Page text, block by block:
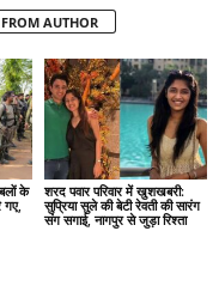
AUTHOR
के
गए,
शरद पवार परिवार में खुशखबरी:
सुप्रिया सुले की बेटी रेवती की सारंग
संग सगाई, नागपुर से जुड़ा रिश्ता